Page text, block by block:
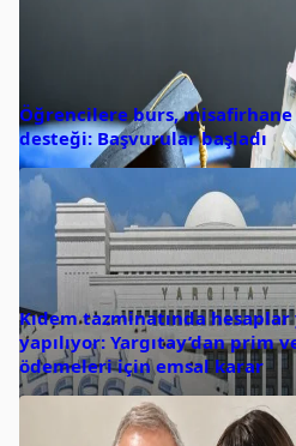
Öğrencilere burs, misafirhane
desteği: Başvurular başladı
Kıdem tazminatında
yapılıyor: Yargıtay’dan prim
ödemeleri için emsal karar